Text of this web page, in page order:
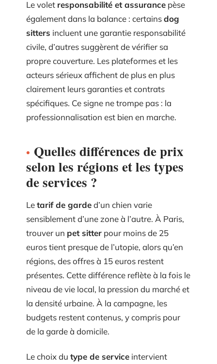
Le volet responsabilité et assurance pèse
également dans la balance : certainsdog
sitters incluent une garantie responsabilité
civile, d’autres suggèrent de vérifier sa
propre couverture. Les plateformes et les
acteurs sérieux affichent de plus en plus
clairement leurs garanties et contrats
spécifiques. Ce signe ne trompe pas : la
professionnalisation est bien en marche.
Quelles différences de prix
selon les régions et les types
de services ?
Letarif de garded’un chien varie
sensiblement d’une zone à l’autre. À Paris,
trouver un pet sitter pour moins de 25
euros tient presque de l’utopie, alors qu’en
régions, des offres à 15 euros restent
présentes. Cette différence reflète à la fois le
niveau de vie local, la pression du marché et
la densité urbaine. À la campagne, les
budgets restent contenus, y compris pour
de la garde à domicile.
Le choix du type de service intervient